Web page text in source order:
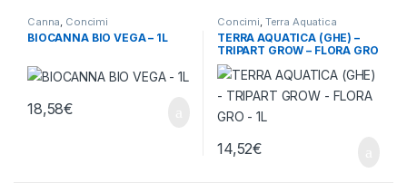
Canna Concimi
BIOCANNA BIO VEGA – 1L
18,58€
Concimi Terra Aquatica
TERRA AQUATICA (GHE) –
TRIPART GROW – FLORA GRO
– 1L
14,52€